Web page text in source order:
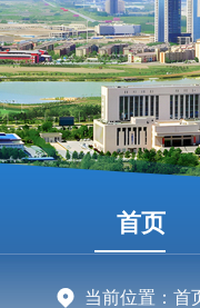
首页
当前位置： 首